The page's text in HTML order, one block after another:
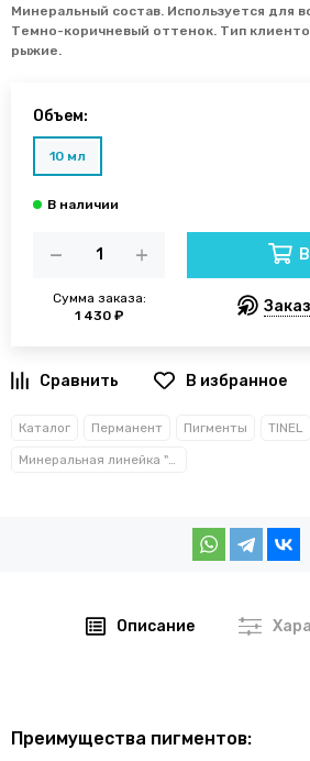
Минеральный состав. Используется для
Темно-коричневый оттенок. Тип
рыжие.
Объем:
10 мл
Сумма заказа:
1 430 ₽
В избранное
Каталог Перманент Пигменты TINEL
Минеральная линейка "TOUCH"
Описание
Преимущества пигментов: